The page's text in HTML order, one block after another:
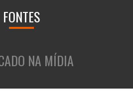
FONTES
NA MÍDIA